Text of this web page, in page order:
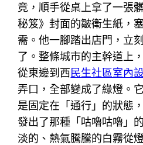
竟，順手從桌上拿了一張
秘笈》封面的皺衛生紙，
需。他一腳踏出店門，立
了。整條城市的主幹道上
從東邊到西民生社區室內
弄口，全部變成了綠燈。
是固定在「通行」的狀態
發出了那種「咕嚕咕嚕」
淡的、熱氣騰騰的白霧從